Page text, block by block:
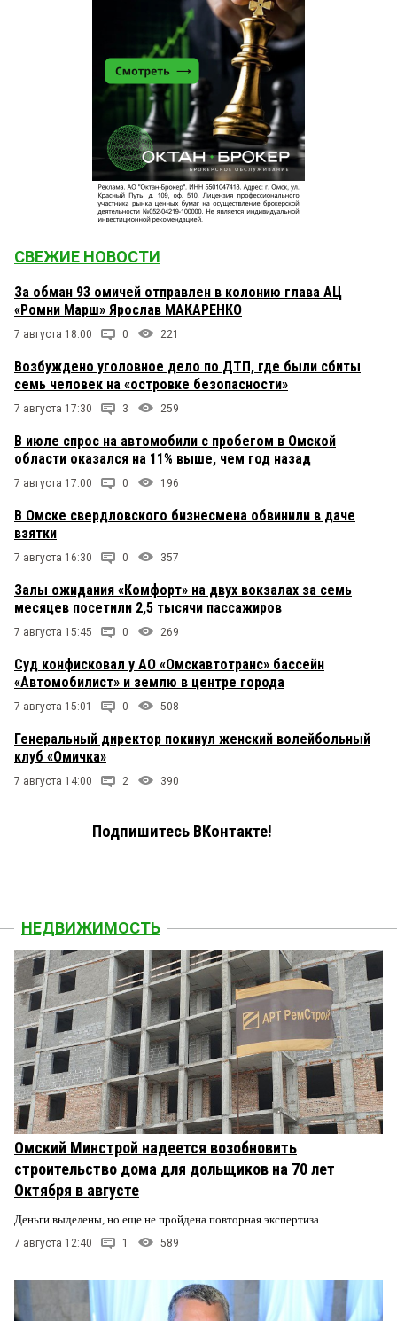
СВЕЖИЕ НОВОСТИ
За обман 93 омичей отправлен в колонию глава АЦ
«Ромни Марш» Ярослав МАКАРЕНКО
7 августа 18:00 0 221
Возбуждено уголовное дело по ДТП, где были сбиты
семь человек на «островке безопасности»
7 августа 17:30 3 259
В июле спрос на автомобили с пробегом в Омской
области оказался на 11% выше, чем год назад
7 августа 17:00 0 196
В Омске свердловского бизнесмена обвинили в даче
взятки
7 августа 16:30 0 357
Залы ожидания «Комфорт» на двух вокзалах за семь
месяцев посетили 2,5 тысячи пассажиров
7 августа 15:45 0 269
Суд конфисковал у АО «Омскавтотранс» бассейн
«Автомобилист» и землю в центре города
7 августа 15:01 0 508
Генеральный директор покинул женский волейбольный
клуб «Омичка»
7 августа 14:00 2 390
Подпишитесь ВКонтакте!
НЕДВИЖИМОСТЬ
Омский Минстрой надеется возобновить
строительство дома для дольщиков на 70 лет
Октября в августе
Деньги выделены, но еще не пройдена повторная экспертиза.
7 августа 12:40 1 589